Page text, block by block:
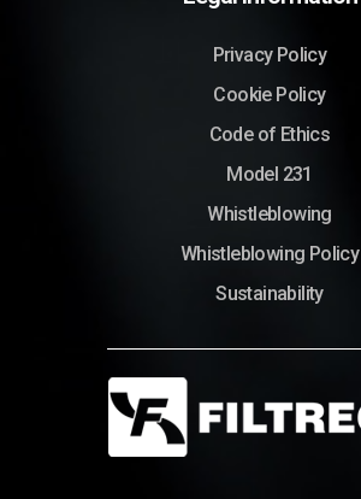
Privacy Policy
Cookie Policy
Code of Ethics
Model 231
Whistleblowing
Whistleblowing Policy
Sustainability